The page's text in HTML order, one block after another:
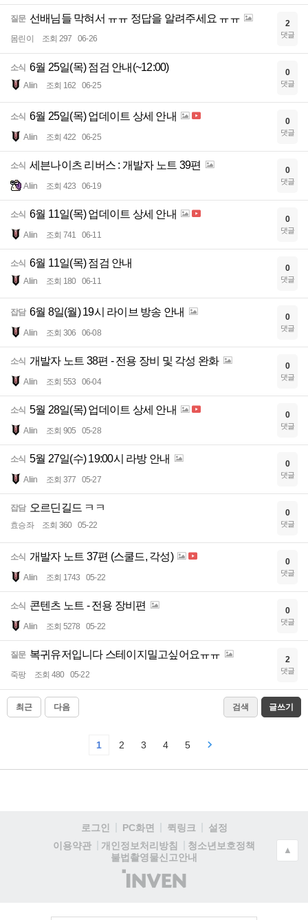
질문 선배님들 막혀서 ㅠㅠ 정답을 알려주세요 ㅠㅠ
몸린이 조회 297 06-26
2
댓글
소식 6월 25일(목) 점검 안내(~12:00)
Aliin 조회 162 06-25
0
댓글
소식 6월 25일(목) 업데이트 상세 안내
Aliin 조회 422 06-25
0
댓글
소식 세븐나이츠 리버스 : 개발자 노트 39편
Aliin 조회 423 06-19
0
댓글
소식 6월 11일(목) 업데이트 상세 안내
Aliin 조회 741 06-11
0
댓글
소식 6월 11일(목) 점검 안내
Aliin 조회 180 06-11
0
댓글
잡담 6월 8일(월) 19시 라이브 방송 안내
Aliin 조회 306 06-08
0
댓글
소식 개발자 노트 38편 - 전용 장비 및 각성 완화
Aliin 조회 553 06-04
0
댓글
소식 5월 28일(목) 업데이트 상세 안내
Aliin 조회 905 05-28
0
댓글
소식 5월 27일(수) 19:00시 라방 안내
Aliin 조회 377 05-27
0
댓글
잡담 오르딘길드 ㅋㅋ
효승좌 조회 360 05-22
0
댓글
소식 개발자 노트 37편 (스쿨드, 각성)
Aliin 조회 1743 05-22
0
댓글
소식 콘텐츠 노트 - 전용 장비편
Aliin 조회 5278 05-22
0
댓글
질문 복귀유저입니다 스테이지밀고싶어요ㅠㅠ
죽팡 조회 480 05-22
2
댓글
최근 다음 검색 글쓰기
1 2 3 4 5
로그인 PC화면 퀵링크
설정
이용약관
개인정보처리방침
청소년보호정책
불법촬영물신고안내
(주)
인
▲